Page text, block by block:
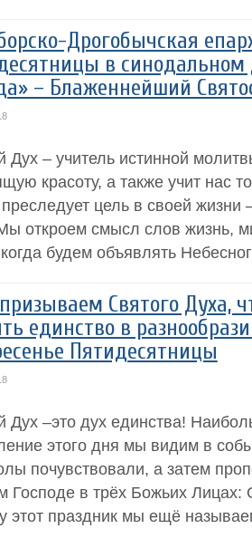
Дрогобычская
в
– Блаженнейший
Дух – учитель истинной
красоту, а также учит нас
преследует цель в своей
откроем смысл слов жизнь,
будем объявлять
Святого Духа,
единство в
Пятидесятницы
Дух –это дух единства!
этого дня мы видим в
почувствовали, а затем
Господе в трёх Божьих
этот праздник мы ещё